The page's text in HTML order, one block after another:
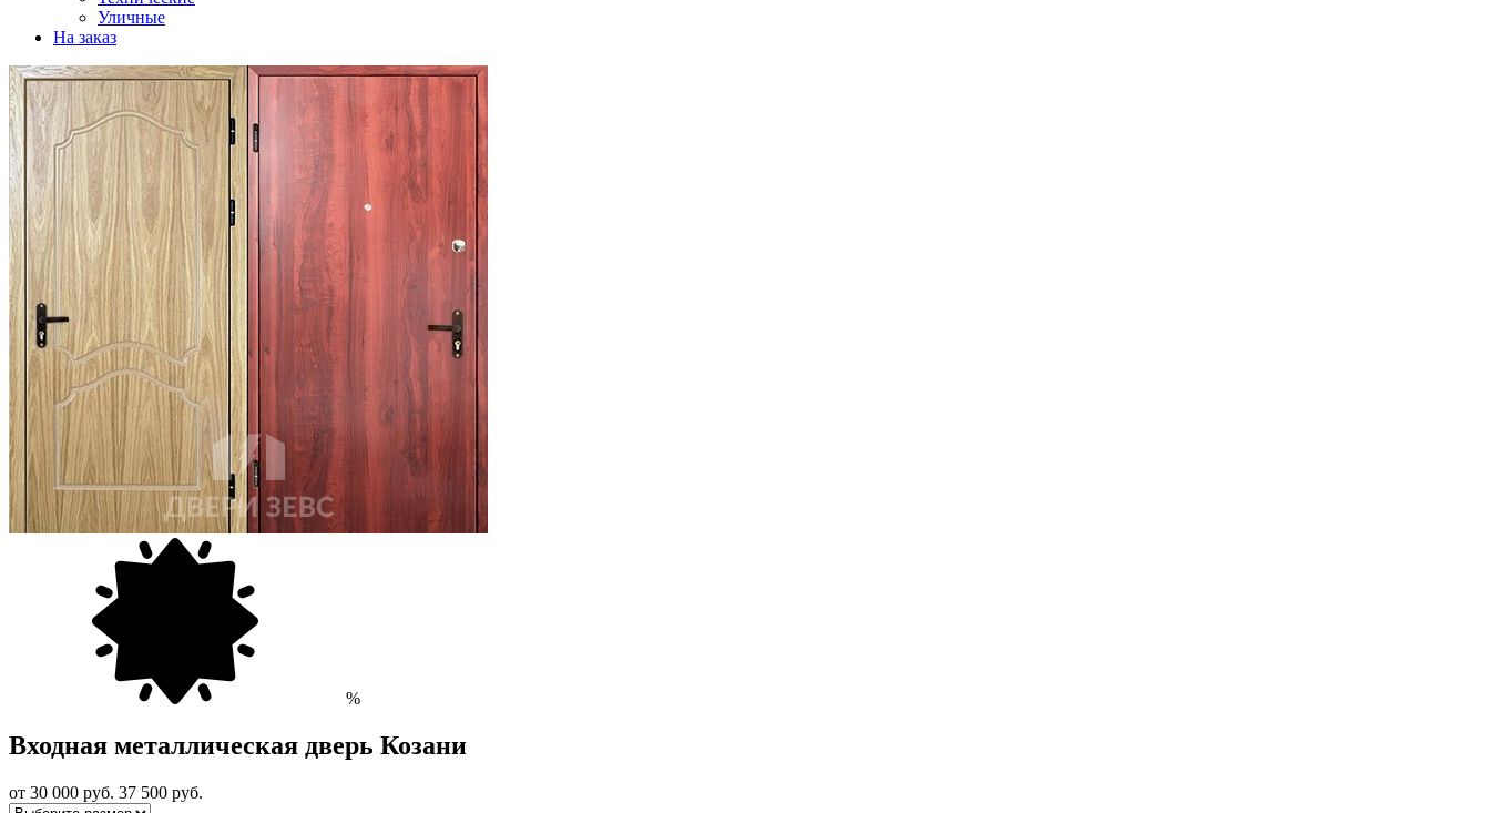
Уличные
На заказ
%
Входная металлическая дверь Козани
от 30 000 руб. 37 500 руб.